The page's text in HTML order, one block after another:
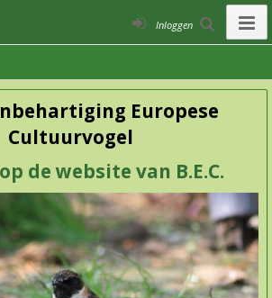
Inloggen
Europese
Cultuurvogel
de website van B.E.C.